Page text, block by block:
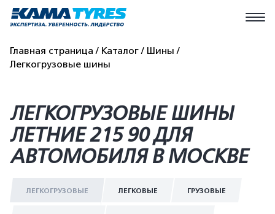
Главная страница Каталог
Шины
Легкогрузовые шины
ЛЕГКОГРУЗОВЫЕ ШИНЫ
ЛЕТНИЕ 215 90 ДЛЯ
АВТОМОБИЛЯ В МОСКВЕ
ЛЕГКОГРУЗОВЫЕ ЛЕГКОВЫЕ ГРУЗОВЫЕ